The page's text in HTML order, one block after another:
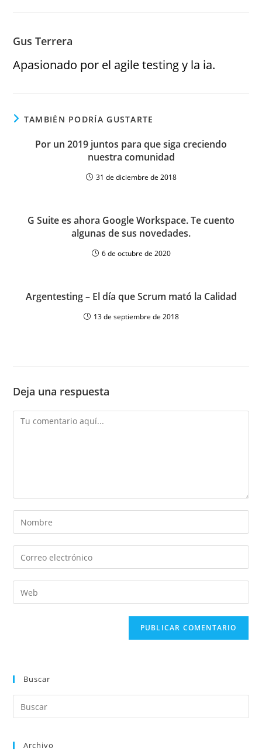
Gus Terrera
Apasionado por el agile testing y la ia.
TAMBIÉN PODRÍA GUSTARTE
Por un 2019 juntos para que siga creciendo
nuestra comunidad
31 de diciembre de 2018
G Suite es ahora Google Workspace. Te cuento
algunas de sus novedades.
6 de octubre de 2020
Argentesting – El día que Scrum mató la Calidad
13 de septiembre de 2018
Deja una respuesta
Buscar
Archivo